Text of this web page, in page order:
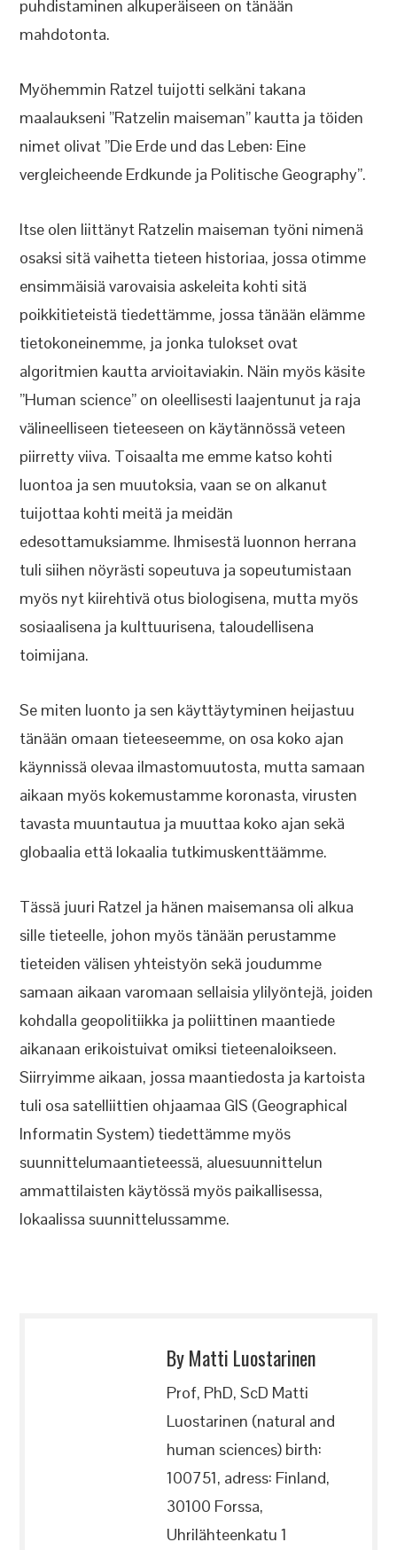
puhdistaminen alkuperäiseen on tänään
mahdotonta.
Myöhemmin Ratzel tuijotti selkäni takana
maalaukseni ”Ratzelin maiseman” kautta ja töiden
nimet olivat ”Die Erde und das Leben: Eine
vergleicheende Erdkunde ja Politische Geography”.
Itse olen liittänyt Ratzelin maiseman työni nimenä
osaksi sitä vaihetta tieteen historiaa, jossa otimme
ensimmäisiä varovaisia askeleita kohti sitä
poikkitieteistä tiedettämme, jossa tänään elämme
tietokoneinemme, ja jonka tulokset ovat
algoritmien kautta arvioitaviakin. Näin myös käsite
”Human science” on oleellisesti laajentunut ja raja
välineelliseen tieteeseen on käytännössä veteen
piirretty viiva. Toisaalta me emme katso kohti
luontoa ja sen muutoksia, vaan se on alkanut
tuijottaa kohti meitä ja meidän
edesottamuksiamme. Ihmisestä luonnon herrana
tuli siihen nöyrästi sopeutuva ja sopeutumistaan
myös nyt kiirehtivä otus biologisena, mutta myös
sosiaalisena ja kulttuurisena, taloudellisena
toimijana.
Se miten luonto ja sen käyttäytyminen heijastuu
tänään omaan tieteeseemme, on osa koko ajan
käynnissä olevaa ilmastomuutosta, mutta samaan
aikaan myös kokemustamme koronasta, virusten
tavasta muuntautua ja muuttaa koko ajan sekä
globaalia että lokaalia tutkimuskenttäämme.
Tässä juuri Ratzel ja hänen maisemansa oli alkua
sille tieteelle, johon myös tänään perustamme
tieteiden välisen yhteistyön sekä joudumme
samaan aikaan varomaan sellaisia ylilyöntejä, joiden
kohdalla geopolitiikka ja poliittinen maantiede
aikanaan erikoistuivat omiksi tieteenaloikseen.
Siirryimme aikaan, jossa maantiedosta ja kartoista
tuli osa satelliittien ohjaamaa GIS (Geographical
Informatin System) tiedettämme myös
suunnittelumaantieteessä, aluesuunnittelun
ammattilaisten käytössä myös paikallisessa,
lokaalissa suunnittelussamme.
By Matti Luostarinen
Prof, PhD, ScD Matti
Luostarinen (natural and
human sciences) birth:
100751, adress: Finland,
30100 Forssa,
Uhrilähteenkatu 1